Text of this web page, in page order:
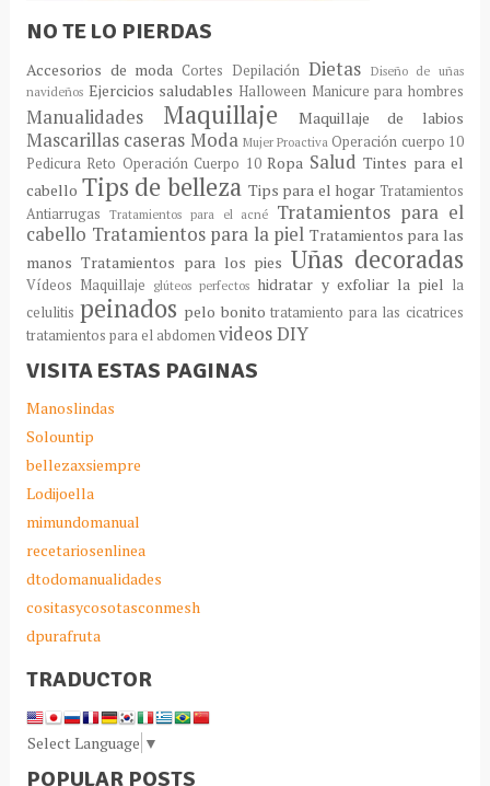
NO TE LO PIERDAS
Accesorios de moda Cortes Depilación Dietas
Diseño de uñas
navideños Ejercicios saludables Halloween Manicure para hombres
Manualidades Maquillaje Maquillaje de labios
Mascarillas caseras Moda Mujer Proactiva Operación cuerpo 10
Pedicura Reto Operación Cuerpo 10 Ropa Salud Tintes para el
cabello Tips de belleza Tips para el hogar Tratamientos
Antiarrugas Tratamientos para el acné Tratamientos para el
cabello Tratamientos para la piel Tratamientos para las
manos Tratamientos para los pies Uñas decoradas
Vídeos Maquillaje glúteos perfectos hidratar y exfoliar la piel la
celulitis peinados pelo bonito tratamiento para las cicatrices
tratamientos para el abdomenvideos DIY
VISITA ESTAS PAGINAS
Manoslindas
Solountip
bellezaxsiempre
Lodijoella
mimundomanual
recetariosenlinea
dtodomanualidades
cositasycosotasconmesh
dpurafruta
TRADUCTOR
Select Language ▼
POPULAR POSTS